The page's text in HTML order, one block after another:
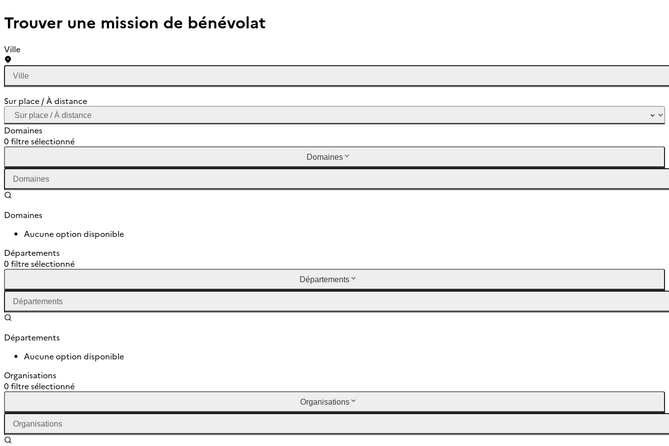
Trouver une mission de bénévolat
Ville
Sur place / À distance
Domaines
0 filtre sélectionné
Domaines
Domaines
Aucune option disponible
Départements
0 filtre sélectionné
Départements
Départements
Aucune option disponible
Organisations
0 filtre sélectionné
Organisations